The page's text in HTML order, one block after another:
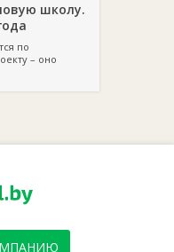
школу.
по
– оно